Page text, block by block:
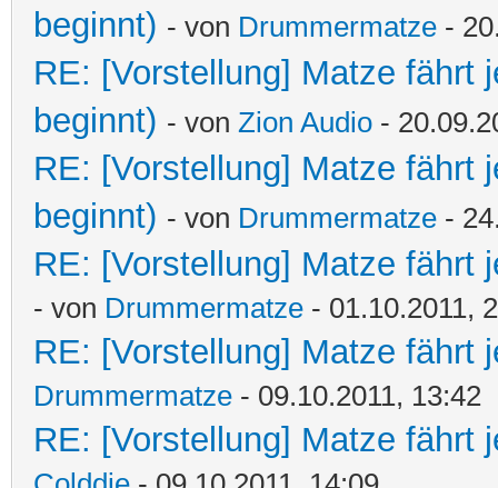
beginnt) - von Drummermatze -
RE: [Vorstellung] Matze fährt
beginnt) - von Zion Audio -
RE: [Vorstellung] Matze fährt
beginnt) - von Drummermatze -
RE: [Vorstellung] Matze fährt
- von Drummermatze - 01.10.2011,
RE: [Vorstellung] Matze fährt
Drummermatze - 09.10.2011, 13:42
RE: [Vorstellung] Matze fährt